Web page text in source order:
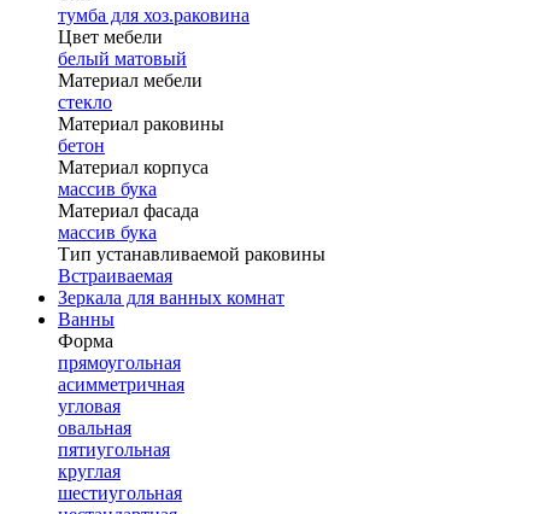
тумба для хоз.раковина
Цвет мебели
белый матовый
Материал мебели
стекло
Материал раковины
бетон
Материал корпуса
массив бука
Материал фасада
массив бука
Тип устанавливаемой раковины
Встраиваемая
Зеркала для ванных комнат
Ванны
Форма
прямоугольная
асимметричная
угловая
овальная
пятиугольная
круглая
шестиугольная